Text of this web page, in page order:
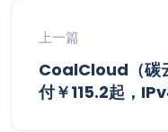
上一篇
CoalCloud（碳
付￥115.2起，